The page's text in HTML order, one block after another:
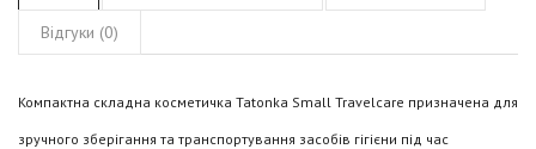
Відгуки (0)
Компактна складна косметичка Tatonka Small Travelcare призначена для
зручного зберігання та транспортування засобів гігієни під час